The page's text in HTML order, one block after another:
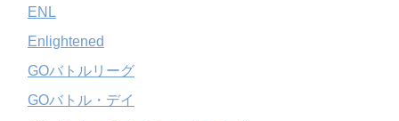
ENL
Enlightened
GOバトルリーグ
GOバトル・デイ